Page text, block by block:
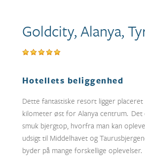
Goldcity, Alanya,
Hotellets beliggenhed
Dette fantastiske resort ligger placeret
kilometer øst for Alanya centrum. Det
smuk bjergtop, hvorfra man kan
udsigt til Middelhavet og
byder på mange forskellige oplevelser.